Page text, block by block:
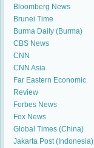
Bloomberg News
Brunei Time
Burma Daily (Burma)
CBS News
CNN
CNN Asia
Far Eastern Economic
Review
Forbes News
Fox News
Global Times (China)
Jakarta Post (Indonesia)